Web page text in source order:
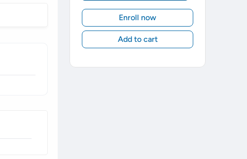
Enroll now
Add to cart